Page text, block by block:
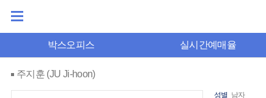
박스오피스 실시간예매율
주지훈 (JU Ji-hoon)
성별 남자